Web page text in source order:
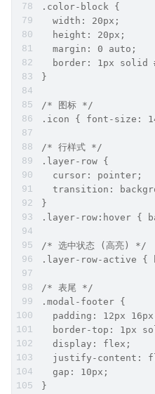
.color-block {
  width: 20px;
  height: 20px;
  margin: 0 auto;
border: 1px solid
}
/* 图标 */
.icon { font-size:
/* 行样式 */
.layer-row {
  cursor: pointer;
transition:
}
.layer-row:hover {
/* 选中状态 (高亮) */
.layer-row-active {
/* 表尾 */
.modal-footer {
padding: 12px
border-top: 1px
  display: flex;
justify-content:
  gap: 10px;
}